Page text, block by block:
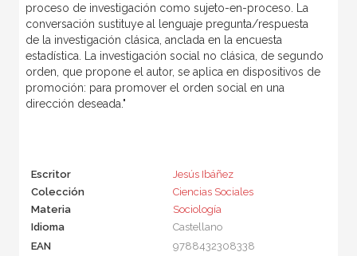
proceso de investigación como sujeto-en-proceso. La
conversación sustituye al lenguaje pregunta/respuesta
de la investigación clásica, anclada en la encuesta
estadística. La investigación social no clásica, de segundo
orden, que propone el autor, se aplica en dispositivos de
promoción: para promover el orden social en una
dirección deseada."
Escritor
Jesús Ibáñez
Colección
Ciencias Sociales
Materia
Sociología
Idioma
Castellano
EAN
9788432308338